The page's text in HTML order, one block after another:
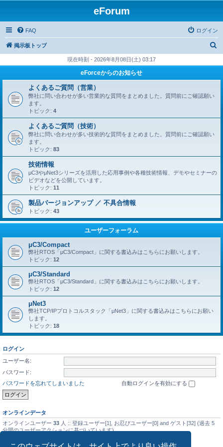
eForum
FAQ ログイン
掲示板トップ
現在時刻 - 2026年8月08日(土) 03:17
eForceからのお知らせ
よくあるご質問（営業）
弊社に問い合わせが多い営業的な質問をまとめました。質問前にご確認願い
ます。
トピック: 4
よくあるご質問（技術）
弊社に問い合わせが多い技術的な質問をまとめました。質問前にご確認願い
ます。
トピック: 83
技術情報
μC3やμNet3シリーズを活用した応用事例や各種技術情報、デモやセミナーの
ビデオなどを公開しています。
トピック: 11
製品バージョンアップ ／ 不具合情報
トピック: 43
ユーザーフォーラム
μC3/Compact
弊社RTOS「μC3/Compact」に関する書込みはこちらにお願いします。
トピック: 12
μC3/Standard
弊社RTOS「μC3/Standard」に関する書込みはこちらにお願いします。
トピック: 12
μNet3
弊社TCP/IPプロトコルスタック「μNet3」に関する書込みはこちらにお願い
します。
トピック: 18
ログイン
ユーザー名:
パスワード:
パスワードを忘れてしまいました
自動ログインを有効にする
オンラインデータ
オンラインユーザー 33 人 :: 登録ユーザー[1], お忍びユーザー[0] and ゲスト[32] (過去 5
分間のユーザーアクションに基づいています)